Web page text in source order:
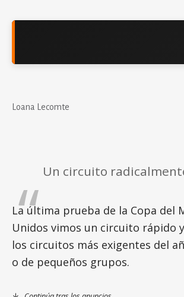
Loana Lecomte
Un circuito
La última prueba de la Copa del
Unidos vimos un circuito rápido
los circuitos más exigentes del
o de pequeños grupos.